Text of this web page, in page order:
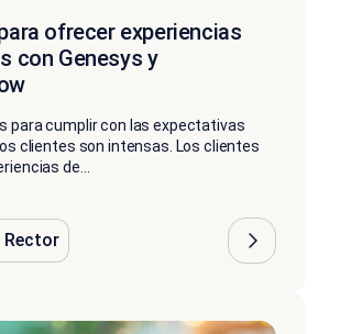
ofrecer experiencias
con Genesys y
para cumplir con las expectativas
clientes son intensas. Los clientes
de...
Rector